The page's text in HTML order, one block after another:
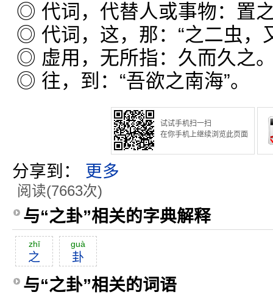
◎ 代词，代替人或事物：置
◎ 代词，这，那：“之二虫，
◎ 虚用，无所指：久而久之
◎ 往，到：“吾欲之南海”。
试试手机扫一扫
在你手机上继续浏览此页面
分享到： 更多
阅读(7663次)
与“之卦”相关的字典解释
zhī
之
guà
卦
与“之卦”相关的词语